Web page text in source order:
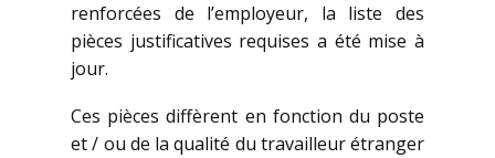
renforcées de l’employeur, la liste des
pièces justificatives requises a été mise à
jour.
Ces pièces diffèrent en fonction du poste
et / ou de la qualité du travailleur étranger